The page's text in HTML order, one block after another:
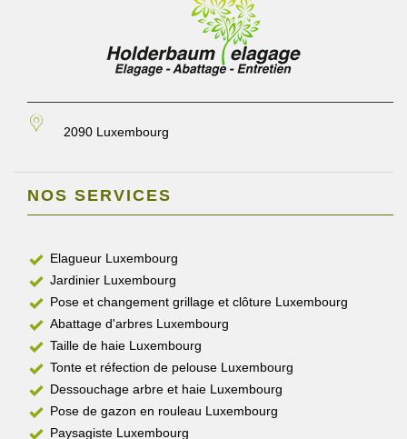
2090 Luxembourg
NOS SERVICES
Elagueur Luxembourg
Jardinier Luxembourg
Pose et changement grillage et clôture Luxembourg
Abattage d'arbres Luxembourg
Taille de haie Luxembourg
Tonte et réfection de pelouse Luxembourg
Dessouchage arbre et haie Luxembourg
Pose de gazon en rouleau Luxembourg
Paysagiste Luxembourg